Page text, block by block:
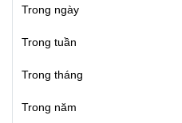
Trong ngày
Trong tuần
Trong tháng
Trong năm